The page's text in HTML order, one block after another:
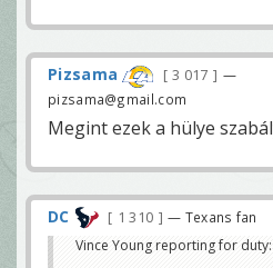
Pizsama 3 017
—
pizsama@gmail.com
Megint ezek a hülye
DC 1 310 — Texans fan
Vince Young reporting for duty: